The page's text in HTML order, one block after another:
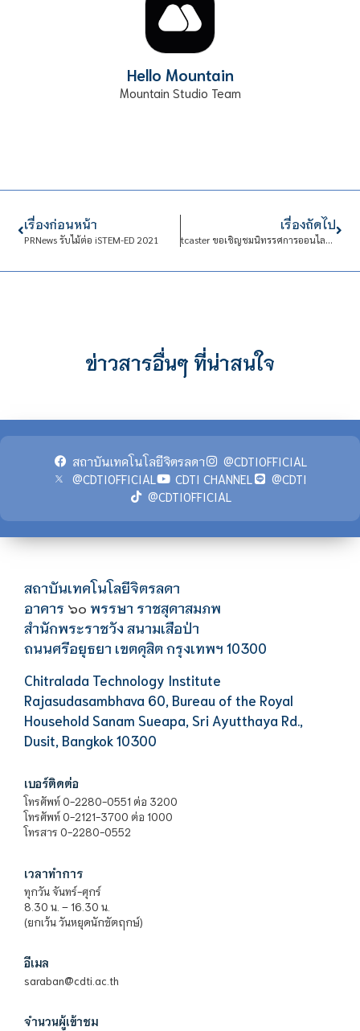
Hello Mountain
Mountain Studio Team
เรื่องก่อนหน้า
PRNews รับไม้ต่อ iSTEM-ED 2021
เรื่องถัดไป
tcaster ขอเชิญชมนิทรรศการออนไลน์ CDTI Virtual Exhibition 2020
ข่าวสารอื่นๆ ที่น่าสนใจ
สถาบันเทคโนโลยีจิตรลดา
@CDTIOFFICIAL
@CDTIOFFICIAL
CDTI CHANNEL
@CDTI
@CDTIOFFICIAL
สถาบันเทคโนโลยีจิตรลดา
อาคาร ๖๐ พรรษา ราชสุดาสมภพ
สำนักพระราชวัง สนามเสือป่า
ถนนศรีอยุธยา เขตดุสิต กรุงเทพฯ 10300
Chitralada Technology Institute
Rajasudasambhava 60, Bureau of the Royal
Household Sanam Sueapa, Sri Ayutthaya Rd.,
Dusit, Bangkok 10300
เบอร์ติดต่อ
โทรศัพท์ 0-2280-0551 ต่อ 3200
โทรศัพท์ 0-2121-3700 ต่อ 1000
โทรสาร 0-2280-0552
เวลาทำการ
ทุกวัน จันทร์-ศุกร์
8.30 น. – 16.30 น.
(ยกเว้น วันหยุดนักขัตฤกษ์)
อีเมล
saraban@cdti.ac.th
จำนวนผู้เข้าชม